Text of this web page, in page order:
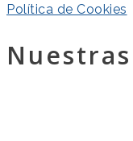
Política de Cookies